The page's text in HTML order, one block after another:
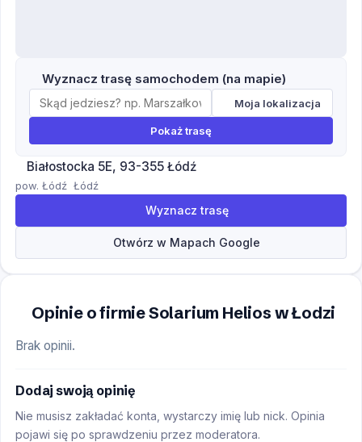
Wyznacz trasę samochodem (na mapie)
Moja lokalizacja
Pokaż trasę
Białostocka 5E, 93-355 Łódź
pow. Łódź Łódź
Wyznacz trasę
Otwórz w Mapach Google
Opinie o firmie Solarium Helios w Łodzi
Brak opinii.
Dodaj swoją opinię
Nie musisz zakładać konta, wystarczy imię lub nick. Opinia
pojawi się po sprawdzeniu przez moderatora.